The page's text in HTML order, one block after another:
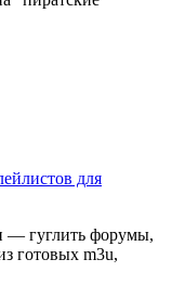
для
— гуглить форумы,
готовых m3u,